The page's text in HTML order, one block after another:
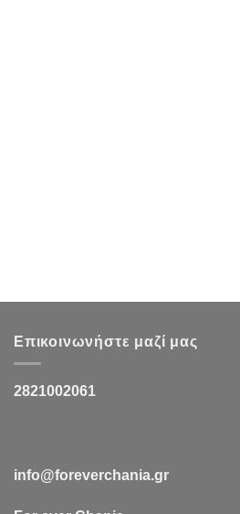
Επικοινωνήστε μαζί μας
2821002061
info@foreverchania.gr